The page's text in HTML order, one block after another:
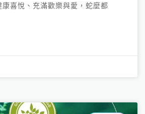
喜悅、充滿歡樂與愛，蛇麼都